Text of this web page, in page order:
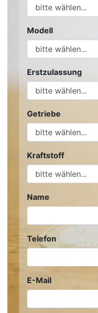
Modell
Erstzulassung
Getriebe
Kraftstoff
Name
Telefon
E-Mail